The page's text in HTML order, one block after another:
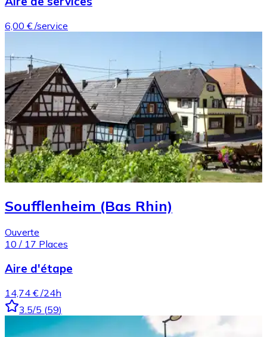
6,00 € /service
Soufflenheim (Bas Rhin)
Ouverte
10 / 17 Places
Aire d'étape
14,74 € /24h
3.5/5 (59)